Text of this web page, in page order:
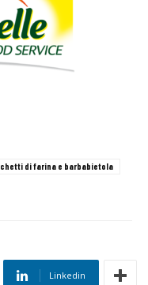
di farina e barbabietola
Linkedin